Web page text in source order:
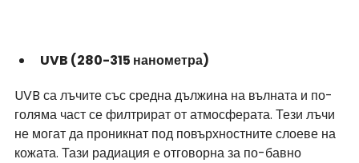
UVB (280-315 нанометра)
UVB са лъчите със средна дължина на вълната и по-
голяма част се филтрират от атмосферата. Тези лъчи
не могат да проникнат под повърхностните слоеве на
кожата. Тази радиация е отговорна за по-бавно